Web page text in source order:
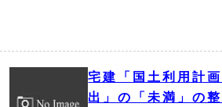
宅建「国土利用計
出」の「未満」の